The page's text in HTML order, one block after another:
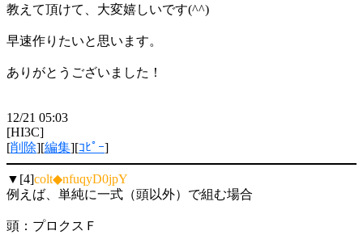
教えて頂けて、大変嬉しいです(^^)
早速作りたいと思います。
ありがとうございました！
12/21 05:03
[HI3C]
[削除][編集][ｺﾋﾟｰ]
▼[4]colt◆nfuqyD0jpY
例えば、単純に一式（頭以外）で組む場合
頭：プロクスＦ